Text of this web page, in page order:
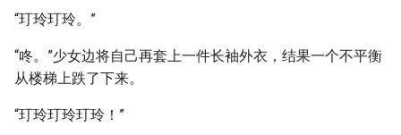
“玎玲玎玲。”
“咚。”少女边将自己再套上一件长袖外衣，结果一个不平衡
从楼梯上跌了下来。
“玎玲玎玲玎玲！”